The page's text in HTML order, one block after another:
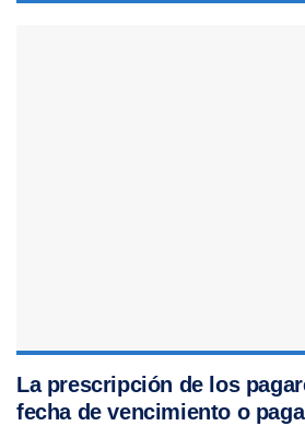
La prescripción de los
fecha de vencimiento o